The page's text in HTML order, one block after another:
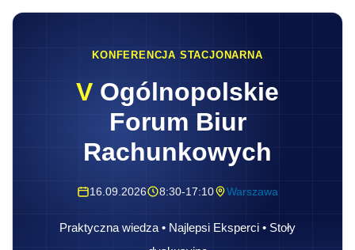
KONFERENCJA STACJONARNA
V Ogólnopolskie
Forum Biur
Rachunkowych
16.09.2026 8:30-17:10 Warszawa
Praktyczna wiedza • Najlepsi Eksperci • Stoły